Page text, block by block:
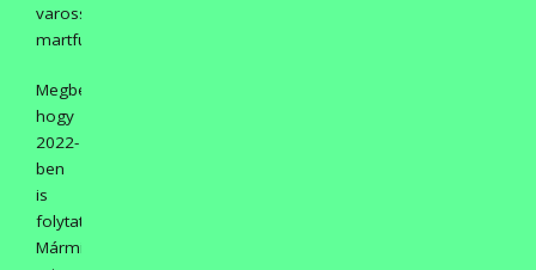
varosszepito-
martfu.hu
Megbeszéltük,
hogy
2022-
ben
is
folytatjuk.
Mármint